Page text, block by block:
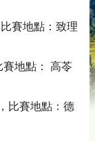
比賽地點：致理
賽地點：
高苓
，比賽地點：德